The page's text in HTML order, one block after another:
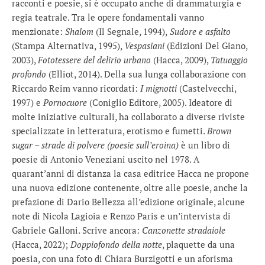
racconti e poesie, si è occupato anche di drammaturgia e
regia teatrale. Tra le opere fondamentali vanno
menzionate: Shalom (Il Segnale, 1994), Sudore e asfalto
(Stampa Alternativa, 1995), Vespasiani (Edizioni Del Giano,
2003),Fototessere del delirio urbano (Hacca, 2009), Tatuaggio
profondo (Elliot, 2014). Della sua lunga collaborazione con
Riccardo Reim vanno ricordati: I mignotti (Castelvecchi,
1997) e Pornocuore (Coniglio Editore, 2005). Ideatore di
molte iniziative culturali, ha collaborato a diverse riviste
specializzate in letteratura, erotismo e fumetti. Brown
sugar – strade di polvere (poesie sull’eroina) è un libro di
poesie di Antonio Veneziani uscito nel 1978. A
quarant’anni di distanza la casa editrice Hacca ne propone
una nuova edizione contenente, oltre alle poesie, anche la
prefazione di Dario Bellezza all’edizione originale, alcune
note di Nicola Lagioia e Renzo Paris e un’intervista di
Gabriele Galloni. Scrive ancora: Canzonette stradaiole
(Hacca, 2022); Doppiofondo della notte, plaquette da una
poesia, con una foto di Chiara Burzigotti e un aforisma